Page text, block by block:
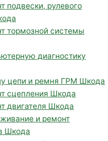
подвески, рулевого
тормозной системы
диагностику
цепи и ремня ГРМ Шкода
сцепления Шкода
двигателя Шкода
и ремонт
Шкода